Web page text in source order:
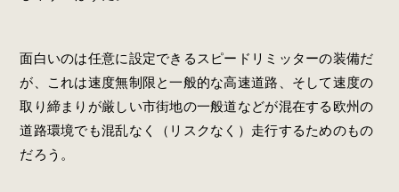
面白いのは任意に設定できるスピードリミッターの装備だ
が、これは速度無制限と一般的な高速道路、そして速度の
取り締まりが厳しい市街地の一般道などが混在する欧州の
道路環境でも混乱なく（リスクなく）走行するためのもの
だろう。